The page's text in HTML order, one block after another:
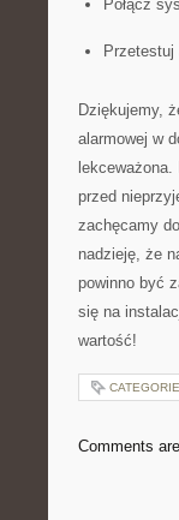
Połącz
Przetestuj
Dziękujemy,
alarmowej w
przed
zachęcamy
⁣nadzieję, że
powinno być⁣
się na
wartość!
Comments